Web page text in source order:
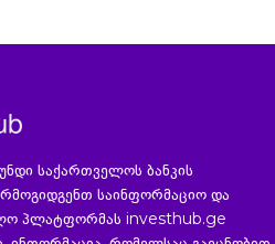
საქართველოს ბანკის
საინფორმაციო და
პლატფორმას investhub.ge